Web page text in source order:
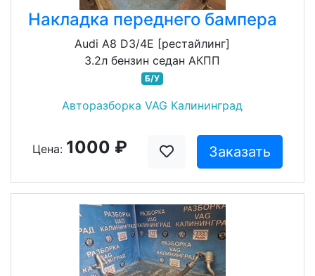
Накладка переднего бампера
Audi A8 D3/4E [рестайлинг]
3.2л бензин седан АКПП
Б/У
Авторазборка VAG Калининград
Цена: 1000 ₽ Заказать